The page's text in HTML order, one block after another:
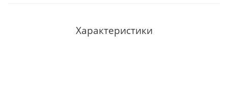
Характеристики